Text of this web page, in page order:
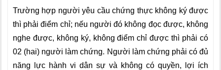
Trường hợp người yêu cầu chứng thực không ký được
thì phải điểm chỉ; nếu người đó không đọc được, không
nghe được, không ký, không điểm chỉ được thì phải có
02 (hai) người làm chứng. Người làm chứng phải có đủ
năng lực hành vi dân sự và không có quyền, lợi ích